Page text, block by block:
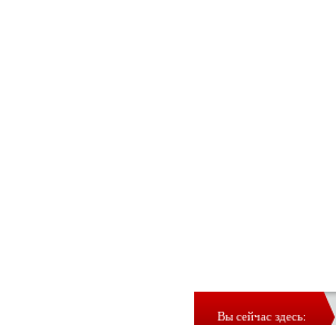
Вы сейчас здесь: